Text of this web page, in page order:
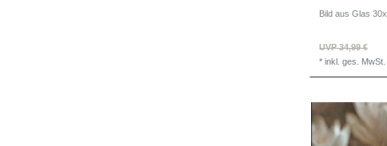
UVP 34,99 €
*inkl. ges. MwSt.